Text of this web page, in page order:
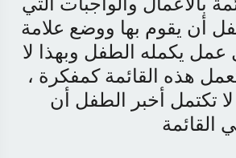
أن يقوم بها ووضع علامة
يكمله الطفل وبهذا لا
هذه القائمة كمفكرة ،
لا تكتمل أخبر الطفل أن
القائمة